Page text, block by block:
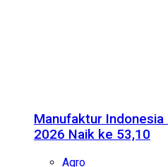
Manufaktur
2026 Naik ke 53,10
Agro